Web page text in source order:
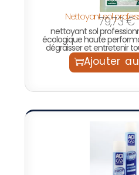
Nettoyant sol79,73€
nettoyant sol
écologique haute
dégraisser et entretenir
Ajouter